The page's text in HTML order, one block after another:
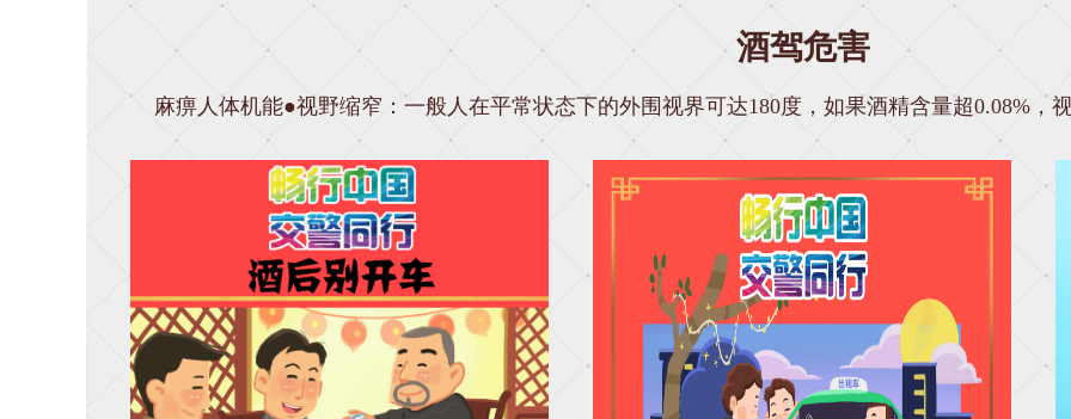
酒驾危害
麻痹人体机能●视野缩窄：一般人在平常状态下的外围视界可达180度，如果酒精含量超0.08%，